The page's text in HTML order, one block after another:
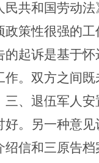
民共和国劳动
政策性很强的
的起诉是基于
作。双方之间
三、退伍军人
好。另一种意
绍信和三原告